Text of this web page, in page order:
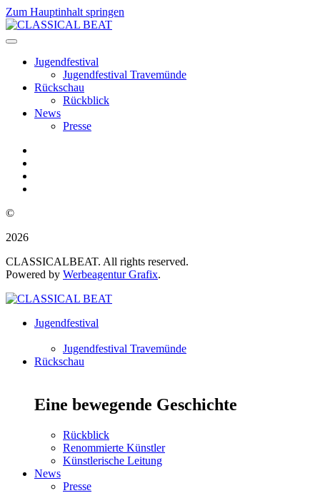
Zum Hauptinhalt springen
Jugendfestival
Jugendfestival Travemünde
Rückschau
Rückblick
News
Presse
©
2026
CLASSICALBEAT. All rights reserved.
Powered by Werbeagentur Grafix.
Jugendfestival
Jugendfestival Travemünde
Rückschau
Eine bewegende Geschichte
Rückblick
Renommierte Künstler
Künstlerische Leitung
News
Presse